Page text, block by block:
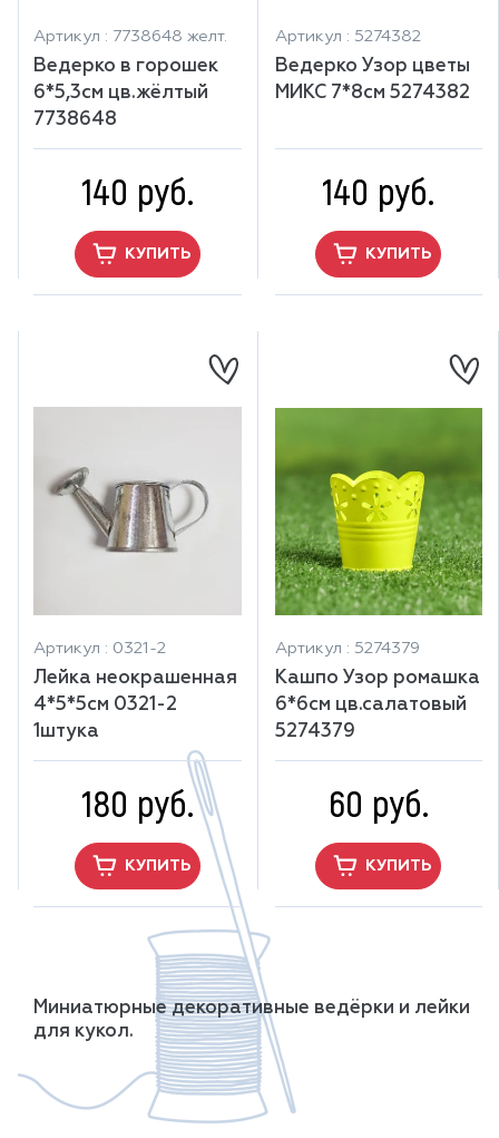
Артикул : 7738648 желт.
Ведерко в горошек
6*5,3см цв.жёлтый
7738648
140 руб.
КУПИТЬ
Артикул : 5274382
Ведерко Узор цветы
МИКС 7*8см 5274382
140 руб.
КУПИТЬ
Артикул : 0321-2
Лейка неокрашенная
4*5*5см 0321-2
1штука
180 руб.
КУПИТЬ
Артикул : 5274379
Кашпо Узор ромашка
6*6см цв.салатовый
5274379
60 руб.
КУПИТЬ
Миниатюрные декоративные ведёрки и лейки
для кукол.